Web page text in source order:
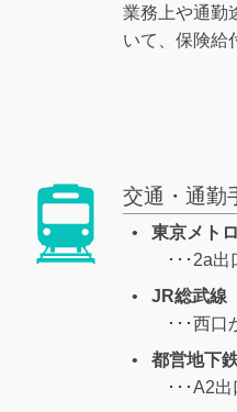
業務上や通勤
いて、保険給
交通・通勤
東京メト
･･･2a
JR総武線
･･･西口
都営地下
･･･A2